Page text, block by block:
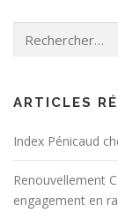
ARTICLES
Index Pénicaud
Renouvellement
engagement en